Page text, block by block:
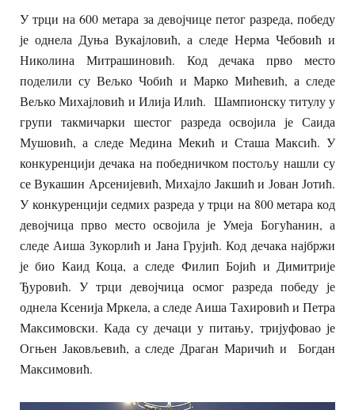
У трци на 600 метара за девојчице петог разреда, победу
је однела Дуња Вукајловић, а следе Нерма Чебовић и
Николина Митрашиновић. Код дечака прво место
поделили су Вељко Чобић и Марко Мићевић, а следе
Вељко Михајловић и Илија Илић. Шампионску титулу у
групи такмичарки шестог разреда освојила је Саида
Мушовић, а следе Медина Мекић и Сташа Максић. У
конкуренцији дечака на победничком постољу нашли су
се Вукашин Арсенијевић, Михајло Јакшић и Јован Јотић.
У конкуренцији седмих разреда у трци на 800 метара код
девојчица прво место освојила је Умеја Богућанин, а
следе Аиша Зукорлић и Јана Грујић. Код дечака најбржи
је био Каид Коца, а следе Филип Бојић и Димитрије
Ђуровић. У трци девојчица осмог разреда победу је
однела Ксенија Мркела, а следе Аиша Тахировић и Петра
Максимовски. Када су дечаци у питању, тријуфовао је
Огњен Јаковљевић, а следе Драган Маричић и Богдан
Максимовић.